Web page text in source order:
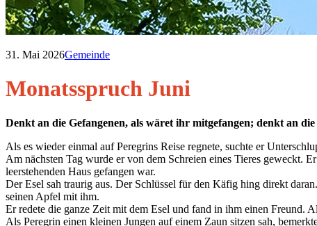
31. Mai 2026Gemeinde
Monatsspruch Juni
Denkt an die Gefangenen, als wäret ihr mitgefangen; denkt an
Als es wieder einmal auf Peregrins Reise regnete, suchte er
Am nächsten Tag wurde er von dem Schreien eines Tieres geweckt.
leerstehenden Haus gefangen war.
Der Esel sah traurig aus. Der Schlüssel für den Käfig hing direkt
seinen Apfel mit ihm.
Er redete die ganze Zeit mit dem Esel und fand in ihm einen Freund.
Als Peregrin einen kleinen Jungen auf einem Zaun sitzen sah,